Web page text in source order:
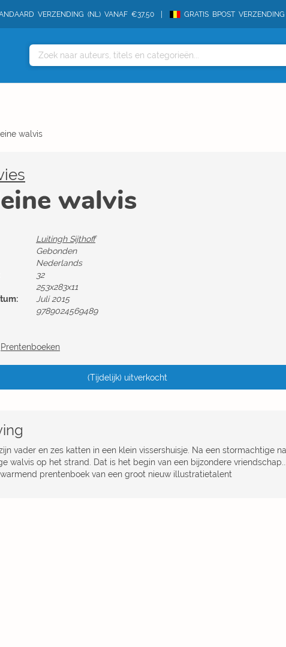
VERZENDING (NL) VANAF €37,50 GRATIS BPOST
walvis
walvis
Luitingh Sijthoff
Gebonden
Nederlands
32
253x283x11
Juli 2015
9789024569489
Prentenboeken
(Tijdelijk) uitverkocht
vader en zes katten in een klein vissershuisje. Na een stormachtige
walvis op het strand. Dat is het begin van een bijzondere
prentenboek van een groot nieuw illustratietalent